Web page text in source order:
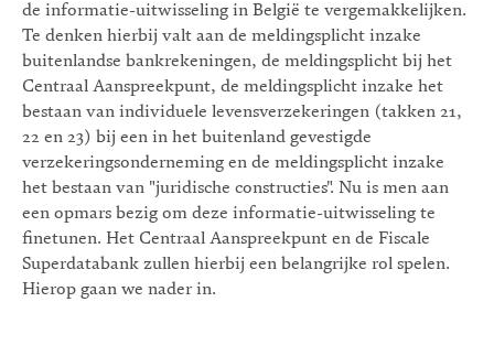
de informatie-uitwisseling in België te vergemakkelijken.
Te denken hierbij valt aan de meldingsplicht inzake
buitenlandse bankrekeningen, de meldingsplicht bij het
Centraal Aanspreekpunt, de meldingsplicht inzake het
bestaan van individuele levensverzekeringen (takken 21,
22 en 23) bij een in het buitenland gevestigde
verzekeringsonderneming en de meldingsplicht inzake
het bestaan van "juridische constructies". Nu is men aan
een opmars bezig om deze informatie-uitwisseling te
finetunen. Het Centraal Aanspreekpunt en de Fiscale
Superdatabank zullen hierbij een belangrijke rol spelen.
Hierop gaan we nader in.